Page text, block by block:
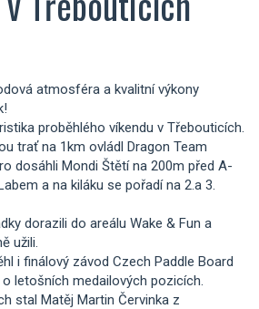
atmosféra a kvalitní výkony
proběhlého víkendu v Třebouticích.
trať na 1km ovládl Dragon Team
dosáhli Mondi Štětí na 200m před A-
a na kiláku se pořadí na 2.a 3.
dorazili do areálu Wake & Fun a
užili.
i finálový závod Czech Paddle Board
letošních medailových pozicích.
stal Matěj Martin Červinka z